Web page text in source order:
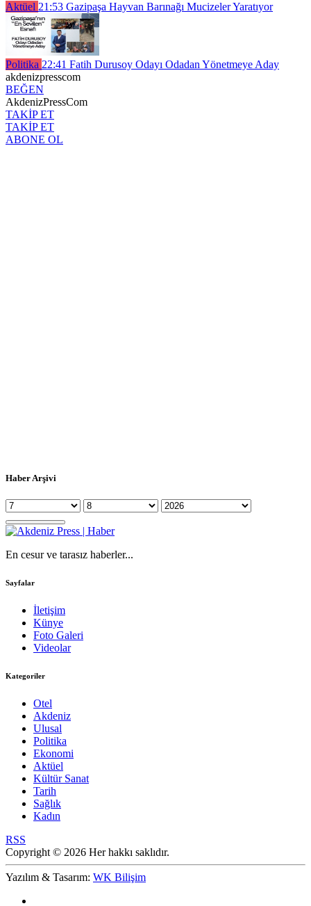
Aktüel 21:53 Gazipaşa Hayvan Barınağı Mucizeler Yaratıyor
Politika 22:41 Fatih Durusoy Odayı Odadan Yönetmeye Aday
akdenizpresscom
BEĞEN
AkdenizPressCom
TAKİP ET
TAKİP ET
ABONE OL
Haber Arşivi
En cesur ve tarasız haberler...
Sayfalar
İletişim
Künye
Foto Galeri
Videolar
Kategoriler
Otel
Akdeniz
Ulusal
Politika
Ekonomi
Aktüel
Kültür Sanat
Tarih
Sağlık
Kadın
RSS
Copyright © 2026 Her hakkı saklıdır.
Yazılım & Tasarım: WK Bilişim